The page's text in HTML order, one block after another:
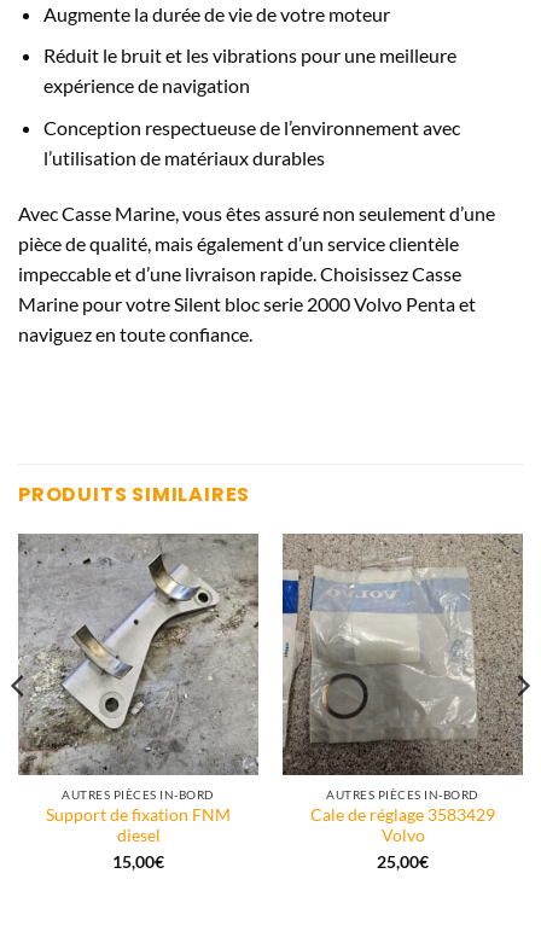
Augmente la durée de vie de votre moteur
Réduit le bruit et les vibrations pour une meilleure
expérience de navigation
Conception respectueuse de l’environnement avec
l’utilisation de matériaux durables
Avec Casse Marine, vous êtes assuré non seulement d’une
pièce de qualité, mais également d’un service clientèle
impeccable et d’une livraison rapide. Choisissez Casse
Marine pour votre Silent bloc serie 2000 Volvo Penta et
naviguez en toute confiance.
PRODUITS SIMILAIRES
AUTRES PIÈCES IN-BORD
Support de fixation FNM
diesel
15,00€
AUTRES PIÈCES IN-BORD
Cale de réglage 3583429
Volvo
25,00€